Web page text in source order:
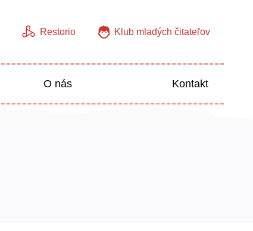
Restorio Klub mladých čitateľov
O nás Kontakt